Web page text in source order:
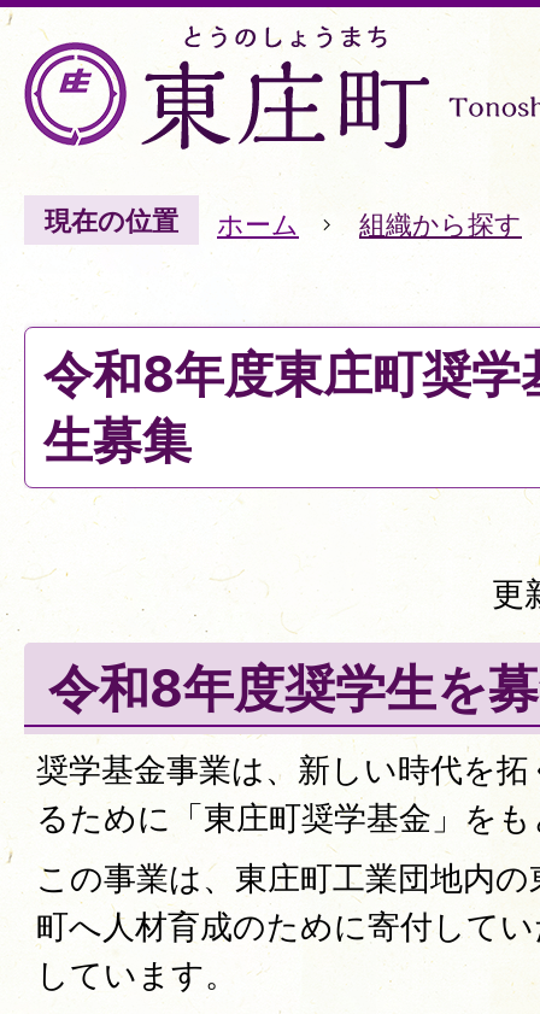
現在の位置 ホーム 組織から探す
令和8年度東庄町奨学
生募集
更
令和8年度奨学生を
奨学基金事業は、新しい時代を
るために「東庄町奨学基金」を
この事業は、東庄町工業団地内
町へ人材育成のために寄付して
しています。